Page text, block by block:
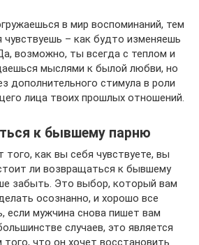
в мир воспоминаний, тем
– как будто изменяешь
возможно, ты всегда с теплом и
мыслями к былой любви, но
дополнительного стимула в роли
лица твоих прошлых отношений.
к бывшему парню
того, как вы себя чувствуете, вы
ли возвращаться к бывшему
забыть. Это выбор, который вам
осознанно, и хорошо все
если мужчина снова пишет вам
случаев, это является
что он хочет восстановить